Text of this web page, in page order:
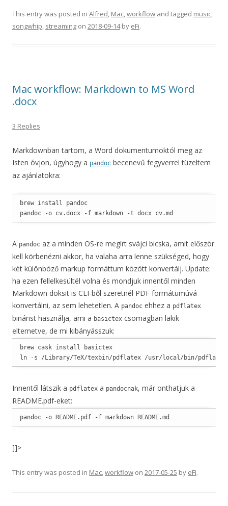
This entry was posted in Alfred, Mac,workflow and tagged music,
songwhip, streaming on 2018-09-14by eFi.
Mac workflow: Markdown to MS Word
.docx
3 Replies
Markdownban tartom, a Word dokumentumoktól meg az
Isten óvjon, úgyhogy a pandoc becenevű fegyverrel tüzeltem
az ajánlatokra:
brew install pandoc
pandoc -o cv.docx -f markdown -t docx cv.md
A pandoc az a minden OS-re megírt svájci bicska, amit először
kell körbenézni akkor, ha valaha arra lenne szükséged, hogy
két különböző markup formáttum között konvertálj. Update:
ha ezen fellelkesültél volna és mondjuk innentől minden
Markdown doksit is CLI-ből szeretnél PDF formátumúvá
konvertálni, az sem lehetetlen. A pandoc ehhez a pdflatex
binárist használja, ami a basictex csomagban lakik
eltemetve, de mi kibányásszuk:
brew cask install basictex
ln -s /Library/TeX/texbin/pdflatex /usr/local/bin/pdflatex
Innentől látszik a pdflatex a pandocnak, már onthatjuk a
README.pdf-eket:
pandoc -o README.pdf -f markdown README.md
]]>
This entry was posted in Mac,workflow on 2017-05-25 by eFi.